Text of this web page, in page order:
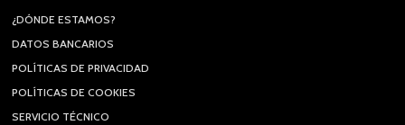
¿DÓNDE ESTAMOS?
DATOS BANCARIOS
POLÍTICAS DE PRIVACIDAD
POLÍTICAS DE COOKIES
SERVICIO TÉCNICO